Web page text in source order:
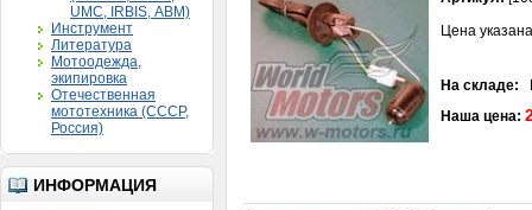
UMC, IRBIS, АВМ)
Инструмент
Литература
Мотоодежда,
экипировка
Отечественная
мототехника (СССР,
Россия)
ИНФОРМАЦИЯ
Цена
На складе:
Наша цена: